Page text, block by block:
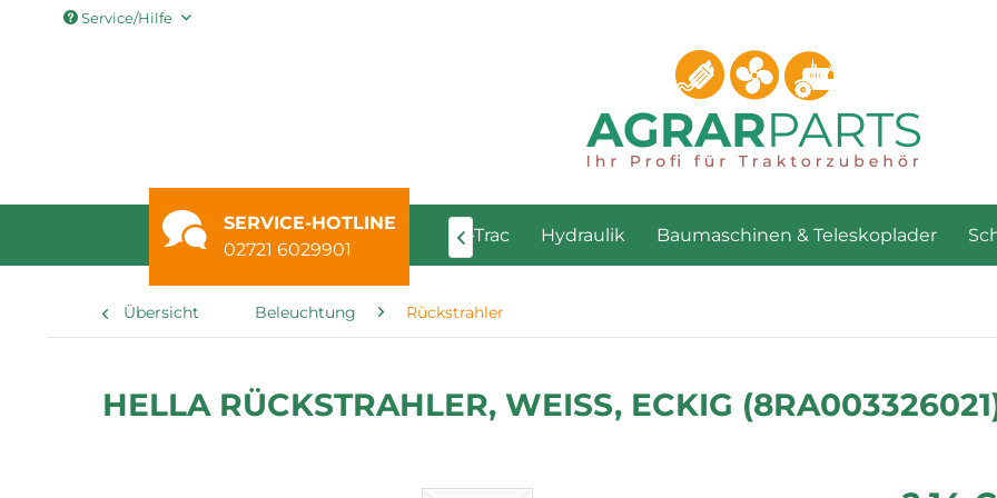
Service/Hilfe
SERVICE-HOTLINE
02721 6029901
Fahrzeugaufbau Unimog / MB-Trac Hydraulik Baumaschinen & Teleskoplader

Übersicht Beleuchtung Rückstrahler
HELLA RÜCKSTRAHLER, WEISS, ECKIG